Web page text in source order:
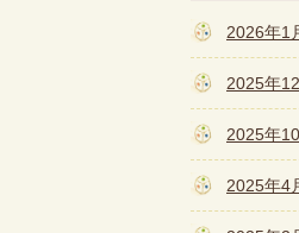
2026年1
2025年
2025年
2025年4